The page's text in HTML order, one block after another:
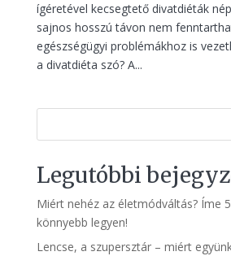
ígéretével kecsegtető divatdiéták
sajnos hosszú távon nem
egészségügyi problémákhoz is
a divatdiéta szó? A...
Legutóbbi
Miért nehéz az életmódváltás? Íme
könnyebb legyen!
Lencse, a szupersztár – miért